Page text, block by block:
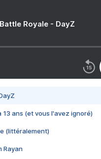
Royale - DayZ
13 ans (et vous l'avez ignoré)
(littéralement)
Rayan